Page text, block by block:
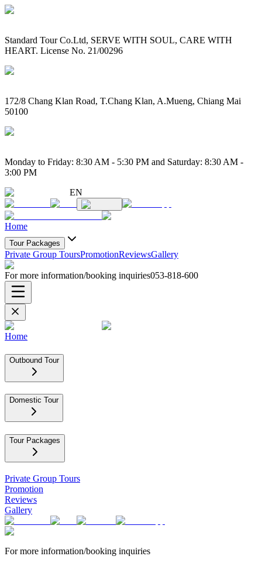
Standard Tour Co.Ltd, SERVE WITH SOUL, CARE WITH
HEART. License No. 21/00296
172/8 Chang Klan Road, T.Chang Klan, A.Mueng, Chiang Mai
50100
Monday to Friday: 8:30 AM - 5:30 PM and Saturday: 8:30 AM -
3:00 PM
EN
Home
Tour Packages
Private Group ToursPromotionReviewsGallery
For more information/booking inquiries053-818-600
Home
Outbound Tour
Domestic Tour
Tour Packages
Private Group Tours
Promotion
Reviews
Gallery
For more information/booking inquiries